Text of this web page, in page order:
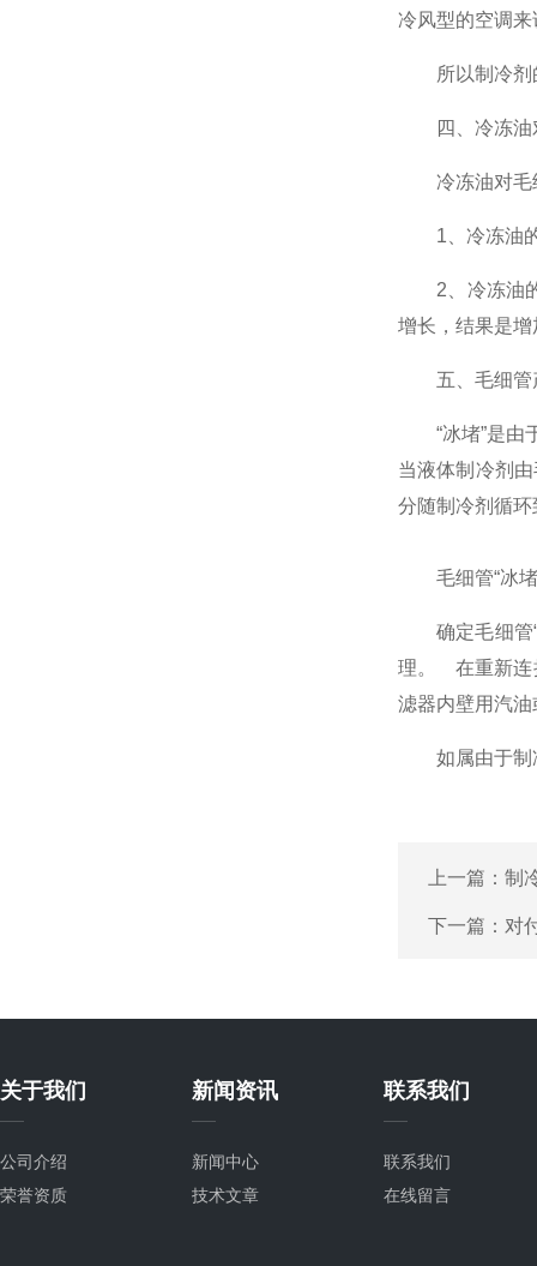
冷风型的空调
所以制冷剂的
四、冷冻油
冷冻油对毛细
1、冷冻油的
2、冷冻油的
增长，结果是
五、毛细管
“冰堵”是由于
当液体制冷剂
分随制冷剂循
毛细管“冰堵
确定毛细管“
理。 在重新连
滤器内壁用汽
如属由于制冷
上一篇： 制
下一篇： 对
关于我们
公司介绍
荣誉资质
新闻资讯
新闻中心
技术文章
联系我们
联系我们
在线留言